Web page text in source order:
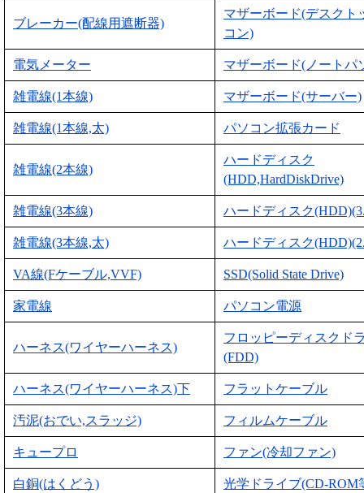
ブレーカー(配線用遮断器)
マザーボード(デスクト
コン)
電気メーター マザーボード(ノートパ
雑電線(1本線) マザーボード(サーバー)
雑電線(1本線,太) パソコン拡張カード
雑電線(2本線)
ハードディスク
(HDD,HardDiskDrive)
雑電線(3本線) ハードディスク
雑電線(3本線,太) ハードディスク
VA線(Fケーブル,VVF) SSD(Solid State Drive)
家電線 パソコン電源
ハーネス(ワイヤーハーネス)
フロッピーディスクド
(FDD)
ハーネス(ワイヤーハーネス)下 フラットケーブル
汚泥(おでい,スラッジ) フィルムケーブル
キュープロ ファン(冷却ファン)
白銅(はくどう) 光学ドライブ(CD-ROM